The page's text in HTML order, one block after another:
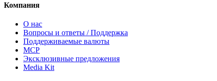
Компания
О нас
Вопросы и ответы / Поддержка
Поддерживаемые валюты
MCP
Эксклюзивные предложения
Media Kit